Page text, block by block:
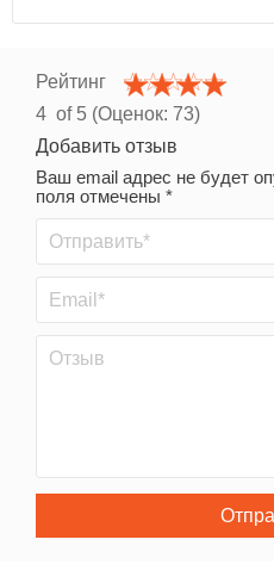
Рейтинг
4 of 5 (Оценок: 73)
Добавить отзыв
Ваш email адрес не будет
поля отмечены *